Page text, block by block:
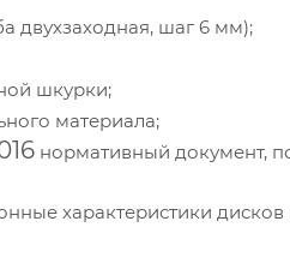
двухзаходная, шаг 6 мм);
шкурки;
материала;
нормативный документ,
характеристики